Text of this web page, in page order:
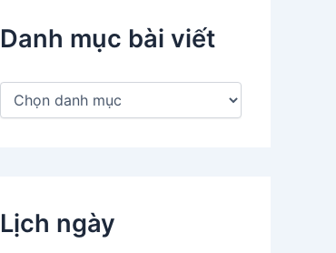
Danh mục bài viết
D
b
à
Lịch ngày